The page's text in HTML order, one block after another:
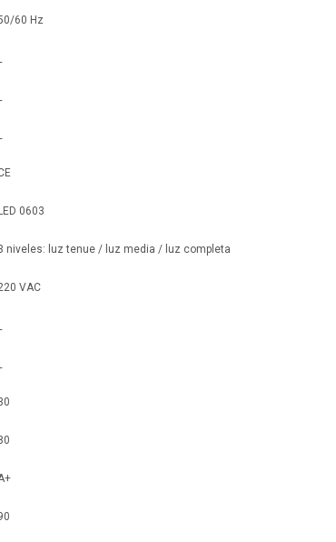
60 Hz
LED 0603
niveles: luz tenue / luz media / luz completa
VAC